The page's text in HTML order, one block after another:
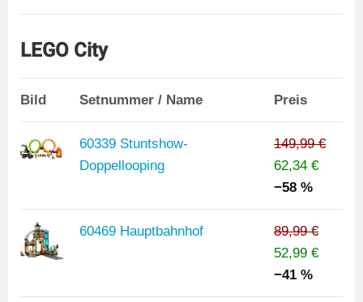
LEGO City
Bild Setnummer / Name Preis
60339 Stuntshow-
Doppellooping
149,99 €
62,34 €
−58 %
60469 Hauptbahnhof
89,99 €
52,99 €
−41 %